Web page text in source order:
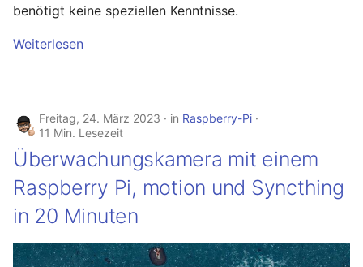
benötigt keine speziellen Kenntnisse.
Weiterlesen
Freitag, 24. März 2023 in Raspberry-Pi
11 Min. Lesezeit
Überwachungskamera mit einem
Raspberry Pi, motion und Syncthing
in 20 Minuten